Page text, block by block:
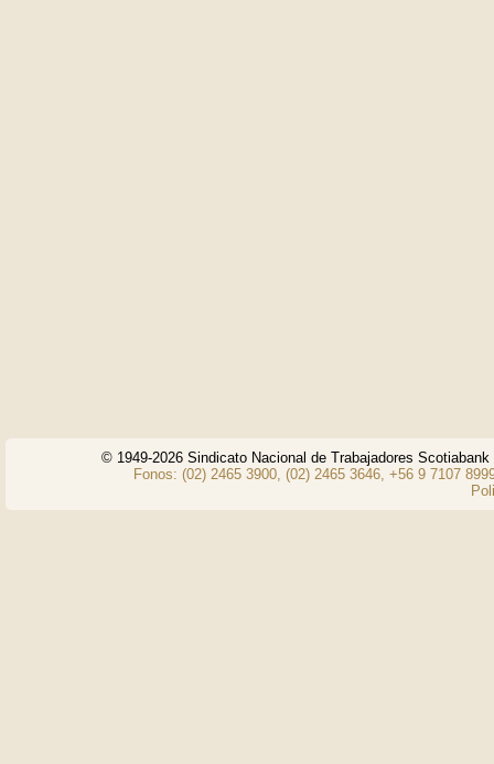
© 1949-2026 Sindicato Nacional de Trabajadores
Fonos: (02) 2465 3900, (02) 2465 3646, +56 9 7107